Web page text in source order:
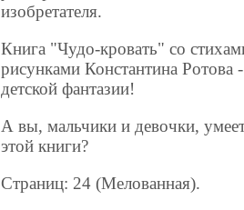
изобретателя.
Книга "Чудо-кровать" со
рисунками Константина Ротова
детской фантазии!
А вы, мальчики и девочки,
этой книги?
Страниц: 24 (Мелованная).